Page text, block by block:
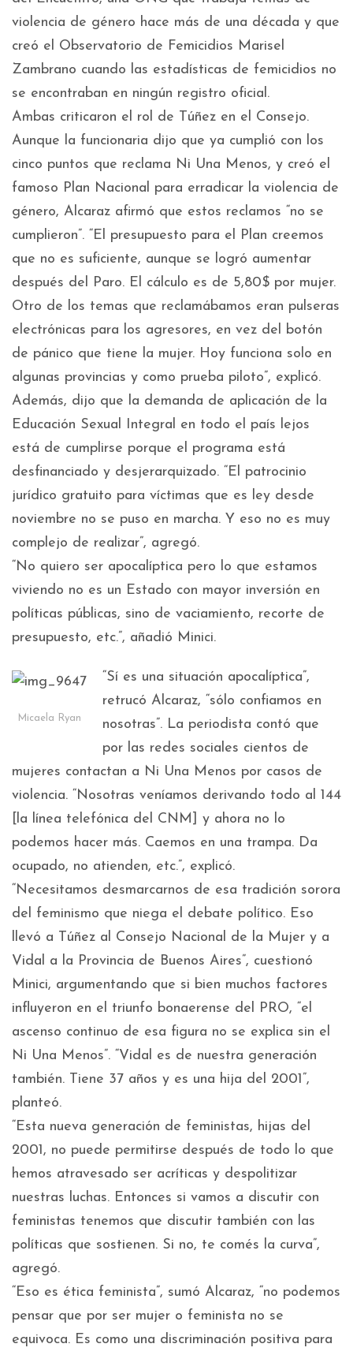
violencia de género hace más de una década y que
creó el Observatorio de Femicidios Marisel
Zambrano cuando las estadísticas de femicidios no
se encontraban en ningún registro oficial.
Ambas criticaron el rol de Túñez en el Consejo.
Aunque la funcionaria dijo que ya cumplió con los
cinco puntos que reclama Ni Una Menos, y creó el
famoso Plan Nacional para erradicar la violencia de
género, Alcaraz afirmó que estos reclamos “no se
cumplieron”. “El presupuesto para el Plan creemos
que no es suficiente, aunque se logró aumentar
después del Paro. El cálculo es de 5,80$ por mujer.
Otro de los temas que reclamábamos eran pulseras
electrónicas para los agresores, en vez del botón
de pánico que tiene la mujer. Hoy funciona solo en
algunas provincias y como prueba piloto”, explicó.
Además, dijo que la demanda de aplicación de la
Educación Sexual Integral en todo el país lejos
está de cumplirse porque el programa está
desfinanciado y desjerarquizado. “El patrocinio
jurídico gratuito para víctimas que es ley desde
noviembre no se puso en marcha. Y eso no es muy
complejo de realizar”, agregó.
“No quiero ser apocalíptica pero lo que estamos
viviendo no es un Estado con mayor inversión en
políticas públicas, sino de vaciamiento, recorte de
presupuesto, etc.”, añadió Minici.
Micaela Ryan
“Sí es una situación apocalíptica”,
retrucó Alcaraz, “sólo confiamos en
nosotras”. La periodista contó que
por las redes sociales cientos de
mujeres contactan a Ni Una Menos por casos de
violencia. “Nosotras veníamos derivando todo al 144
[la línea telefónica del CNM] y ahora no lo
podemos hacer más. Caemos en una trampa. Da
ocupado, no atienden, etc.”, explicó.
“Necesitamos desmarcarnos de esa tradición sorora
del feminismo que niega el debate político. Eso
llevó a Túñez al Consejo Nacional de la Mujer y a
Vidal a la Provincia de Buenos Aires”, cuestionó
Minici, argumentando que si bien muchos factores
influyeron en el triunfo bonaerense del PRO, “el
ascenso continuo de esa figura no se explica sin el
Ni Una Menos”. “Vidal es de nuestra generación
también. Tiene 37 años y es una hija del 2001”,
planteó.
“Esta nueva generación de feministas, hijas del
2001, no puede permitirse después de todo lo que
hemos atravesado ser acríticas y despolitizar
nuestras luchas. Entonces si vamos a discutir con
feministas tenemos que discutir también con las
políticas que sostienen. Si no, te comés la curva”,
agregó.
“Eso es ética feminista”, sumó Alcaraz, “no podemos
pensar que por ser mujer o feminista no se
equivoca. Es como una discriminación positiva para